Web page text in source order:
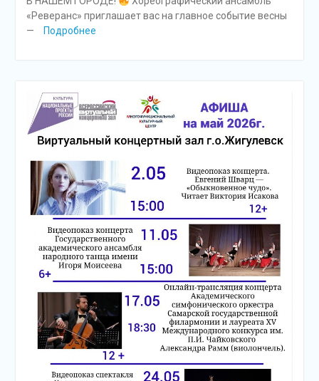
«Реверанс» приглашает вас на главное событие весны
—
Подробнее